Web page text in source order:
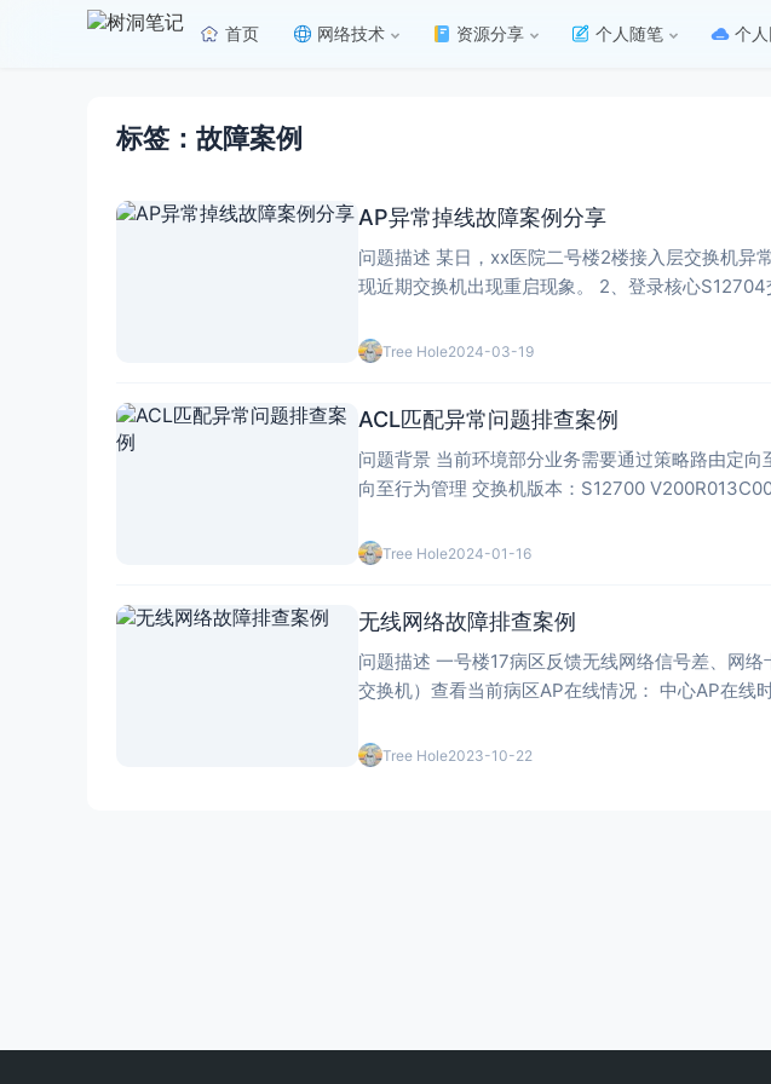
首页 网络技术 资源分享 个人随笔 个
标签：故障案例
AP异常掉线故障案例分享
问题描述 某日，xx医院二号楼2楼接入层交换机异常重启导致整层WIFI异常。 处理过程 1、登录二号楼2楼接入交换机S5720查看日志信息，发
现近期交换机出现重启现象
Tree Hole2024-03-19
ACL匹配异常问题排查案例
问题背景 当前环境部分业务需要通过策略路由定
向至行为管理 交换机版本：S12700
Tree Hole2024-01-16
无线网络故障排查案例
问题描述 一号楼17病区反馈无线网络信号差、网络卡顿
Tree Hole2023-10-22